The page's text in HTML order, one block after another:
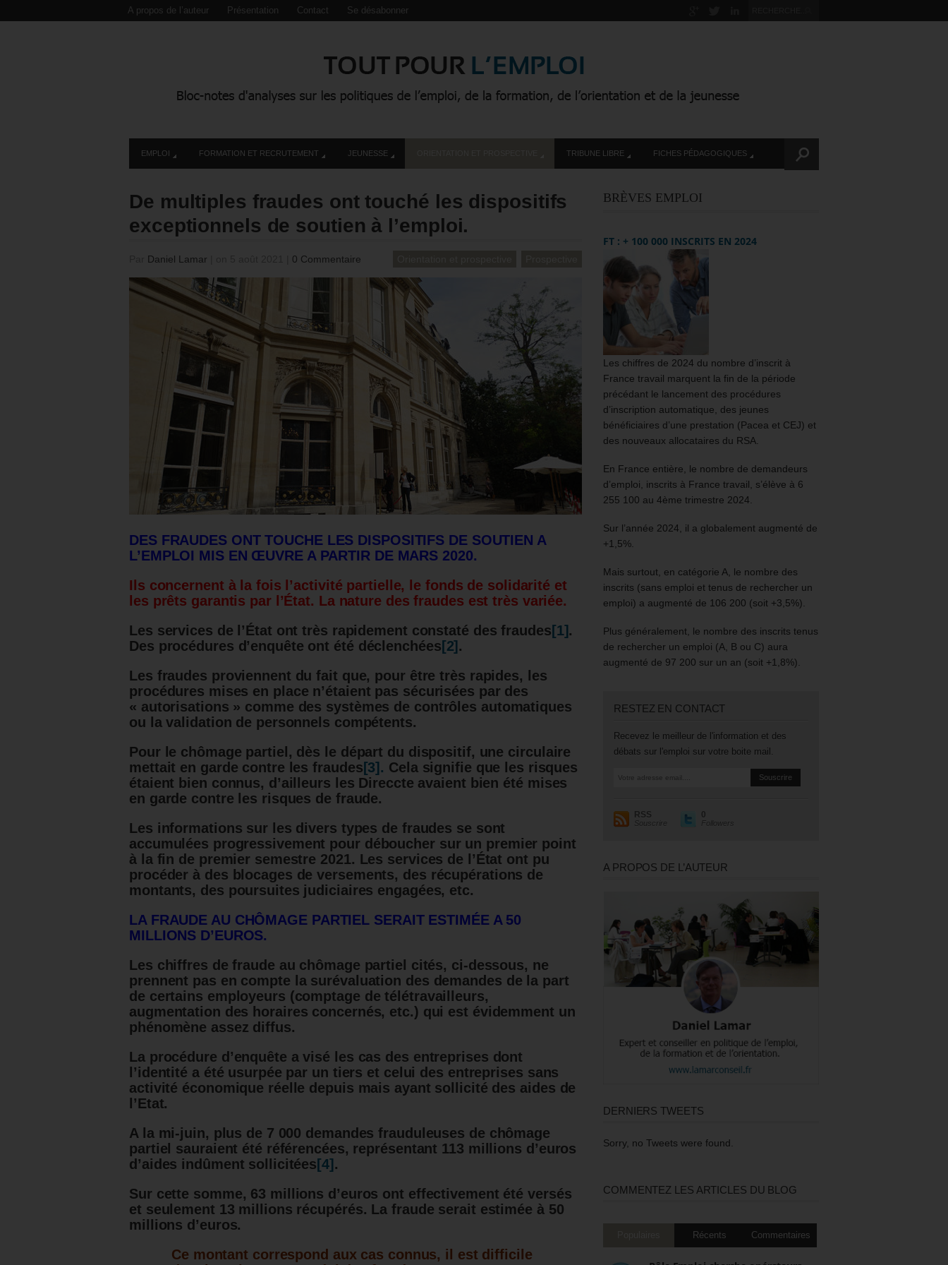
A propos de l’auteur Présentation Contact Se désabonner
EMPLOI FORMATION ET RECRUTEMENT JEUNESSE TRIBUNE LIBRE FICHES PÉDAGOGIQUES
De multiples fraudes ont touché les dispositifs
exceptionnels de soutien à l’emploi.
Daniel Lamar 0 Commentaire
DES FRAUDES ONT TOUCHE LES DISPOSITIFS DE SOUTIEN A
L’EMPLOI MIS EN ŒUVRE A PARTIR DE MARS 2020.
Ils concernent à la fois l’activité partielle, le fonds de solidarité et
les prêts garantis par l’État. La nature des fraudes est très variée.
Les services de l’État ont très rapidement constaté des fraudes [1].
Des procédures d’enquête ont été déclenchées [2] .
Les fraudes proviennent du fait que, pour être très rapides, les
procédures mises en place n’étaient pas sécurisées par des
« autorisations » comme des systèmes de contrôles automatiques
ou la validation de personnels compétents.
Pour le chômage partiel, dès le départ du dispositif, une circulaire
mettait en garde contre les fraudes [3]. Cela signifie que les risques
étaient bien connus, d’ailleurs les Direccte avaient bien été mises
en garde contre les risques de fraude.
Les informations sur les divers types de fraudes se sont
accumulées progressivement pour déboucher sur un premier point
à la fin de premier semestre 2021. Les services de l’État ont pu
procéder à des blocages de versements, des récupérations de
montants, des poursuites judiciaires engagées, etc.
LA FRAUDE AU CHÔMAGE PARTIEL SERAIT ESTIMÉE A 50
MILLIONS D’EUROS.
Les chiffres de fraude au chômage partiel cités, ci-dessous, ne
prennent pas en compte la surévaluation des demandes de la part
de certains employeurs (comptage de télétravailleurs,
augmentation des horaires concernés, etc.) qui est évidemment un
phénomène assez diffus.
La procédure d’enquête a visé les cas des entreprises dont
l’identité a été usurpée par un tiers et celui des entreprises sans
activité économique réelle depuis mais ayant sollicité des aides de
l’Etat.
A la mi-juin, plus de 7 000 demandes frauduleuses de chômage
partiel sauraient été référencées, représentant 113 millions d’euros
d’aides indûment sollicitées [4] .
Sur cette somme, 63 millions d’euros ont effectivement été versés
et seulement 13 millions récupérés. La fraude serait estimée à 50
millions d’euros.
Ce montant correspond aux cas connus, il est difficile
BRÈVES EMPLOI
FT : + 100 000 INSCRITS EN 2024
Les chiffres de 2024 du nombre d’inscrit à
France travail marquent la fin de la période
précédant le lancement des procédures
d’inscription automatique, des jeunes
bénéficiaires d’une prestation (Pacea et CEJ) et
des nouveaux allocataires du RSA.
En France entière, le nombre de demandeurs
d’emploi, inscrits à France travail, s’élève à 6
255 100 au 4ème trimestre 2024.
Sur l’année 2024, il a globalement augmenté de
+1,5%.
Mais surtout, en catégorie A, le nombre des
inscrits (sans emploi et tenus de rechercher un
emploi) a augmenté de 106 200 (soit +3,5%).
Plus généralement, le nombre des inscrits tenus
de rechercher un emploi (A, B ou C) aura
augmenté de 97 200 sur un an (soit +1,8%).
RESTEZ EN CONTACT
Recevez le meilleur de l'information et des
débats sur l'emploi sur votre boite mail.
RSS
Souscrire
0
Followers
A PROPOS DE L’AUTEUR
DERNIERS TWEETS
Sorry, no Tweets were found.
COMMENTEZ LES ARTICLES DU BLOG
Récents Commentaires